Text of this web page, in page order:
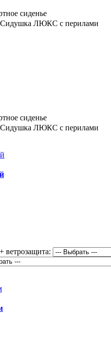
сиденье
Сидушка ЛЮКС с перилами
сиденье
Сидушка ЛЮКС с перилами
ветрозащита: